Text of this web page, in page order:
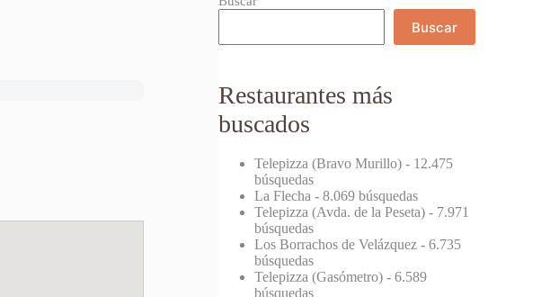
Buscar
Restaurantes más
buscados
Telepizza (Bravo Murillo) - 12.475
búsquedas
La Flecha - 8.069 búsquedas
Telepizza (Avda. de la Peseta) - 7.971
búsquedas
Los Borrachos de Velázquez - 6.735
búsquedas
Telepizza (Gasómetro) - 6.589
búsquedas